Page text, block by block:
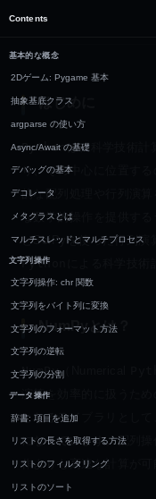
Contents
基本的な概念
2Dゲーム: Pygame 基本
抽象基底クラス
argparse の使い方
Async/Await の基礎
デバッグの基本
デコレータ
メタクラスとは
マルチスレッドとマルチプロセス
文字列操作
文字列操作: chr 関数
文字列をバイト列に変換
文字列のフォーマット方法
文字列の逆転
文字列の分割
データ操作
辞書: 項目を追加
リストの長さを取得する方法
リストのフィルタリング
リストのソート
はじめに
Pythonは、科学技術計
り、その中心に位置する
的な配列処理や行列演
な数学的操作を提供す
とSciPyを使った行列演
Python
による科学技
NumPyとは？
NumPy（Numerical
演算を効率的に扱うた
となるライブラリとし
になっています。配列操
作よりも高速な計算が可